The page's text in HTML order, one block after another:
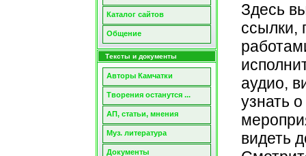
Каталог сайтов
Общение
Тексты и документы
Авторы Камчатки
Творения останутся ...
АП, статьи, мнения
Муз. литература
Документы
Здесь
ссылки,
аудио,
узнать
видеть